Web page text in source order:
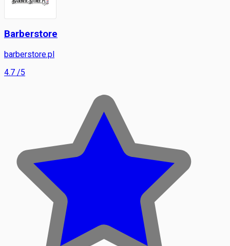
Barberstore
barberstore.pl
4.7 /5